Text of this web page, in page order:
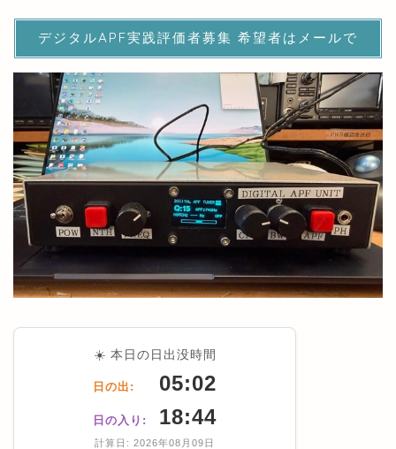
デジタルAPF実践評価者募集 希望者はメールで
☀️ 本日の日出没時間
日の出: 05:02
日の入り: 18:44
計算日: 2026年08月09日